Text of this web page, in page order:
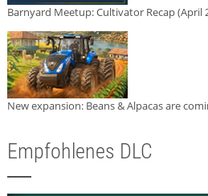
Barnyard Meetup: Cultivator Recap (April
New expansion: Beans & Alpacas are
Empfohlenes DLC